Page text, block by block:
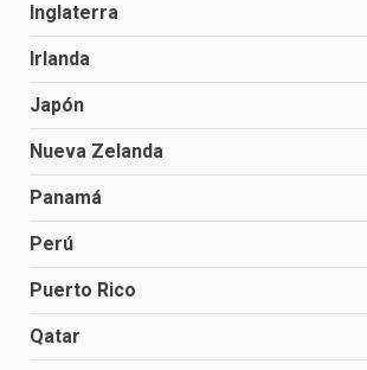
Inglaterra
Irlanda
Japón
Nueva Zelanda
Panamá
Perú
Puerto Rico
Qatar